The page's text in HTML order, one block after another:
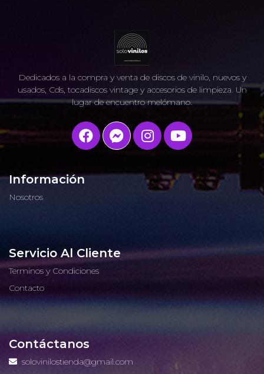
Dedicados a la compra y venta de discos de vinilo, nuevos y
usados, Cds, tocadiscos vintage y accesorios de limpieza. Un
lugar de encuentro melómano.
Información
Nosotros
Servicio Al Cliente
Terminos y Condiciones
Contacto
Contáctanos
solovinilostienda@gmail.com